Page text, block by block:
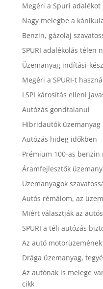
Megéri a Spuri adalékot
Nagy melegbe a
Benzin, gázolaj
SPURI adalékolás télen
Üzemanyag indítási-
Megéri a SPURI-t
LSPI károsítás elleni
Autózás gondtalanul
Hibridautók üzemanyag
Autózás hideg időkben
Prémium 100-as
Áramfejlesztők
Üzemanyagok
Autós rémálom, az
Miért választják az
SPURI a téli autózás
Az autó
Drága üzemanyag,
Az autónak is melege
cikk